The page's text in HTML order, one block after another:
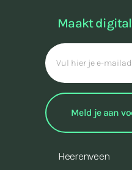
Maakt
Heerenveen